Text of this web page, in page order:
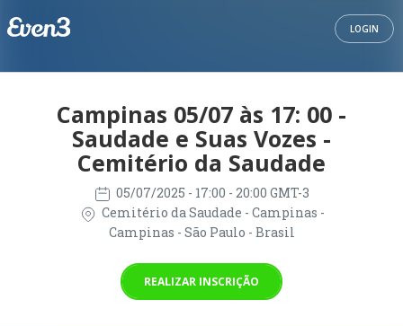
LOGIN
Campinas 05/07 às 17: 00 -
Saudade e Suas Vozes -
Cemitério da Saudade
05/07/2025 - 17:00 - 20:00 GMT-3
Cemitério da Saudade - Campinas -
Campinas - São Paulo - Brasil
REALIZAR INSCRIÇÃO